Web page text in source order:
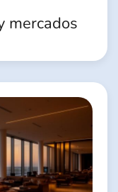
mercados